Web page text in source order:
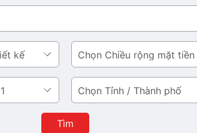
Chiều
rộng
mặt
tiền
Tỉnh
/
Thành
phố
Tìm